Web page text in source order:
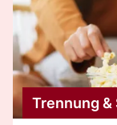
Trennung &